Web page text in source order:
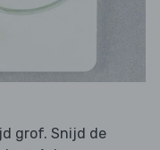
grof. Snijd de